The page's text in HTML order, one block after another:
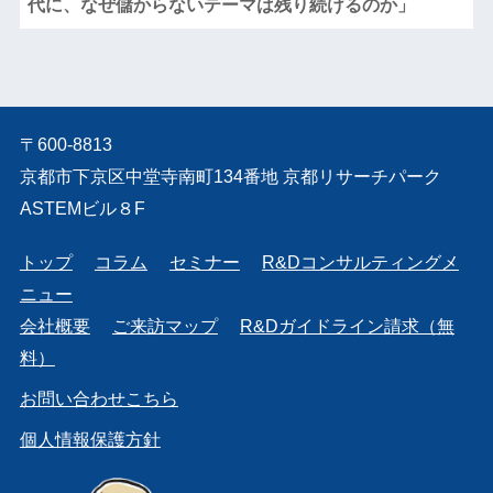
代に、なぜ儲からないテーマは残り続けるのか」
〒600-8813
京都市下京区中堂寺南町134番地 京都リサーチパーク
ASTEMビル８F
トップ コラム セミナー
R&Dコンサルティングメ
ニュー
会社概要
ご来訪マップ
R&Dガイドライン請求（無
料）
お問い合わせこちら
個人情報保護方針